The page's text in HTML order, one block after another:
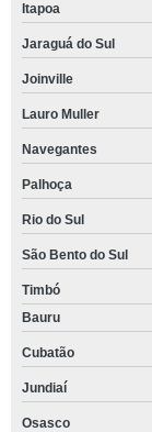
Itapoa
Jaraguá do Sul
Joinville
Lauro Muller
Navegantes
Palhoça
Rio do Sul
São Bento do Sul
Timbó
Bauru
Cubatão
Jundiaí
Osasco